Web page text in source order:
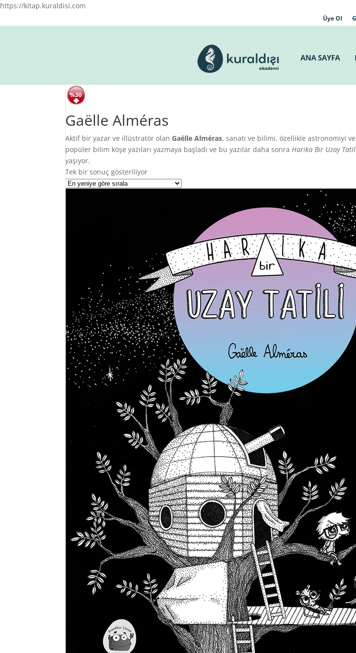
https://kitap.kuraldisi.com
Üye Ol
ANA SAYFA
Gaëlle Alméras
Aktif bir yazar ve illüstratör olan Gaëlle Alméras, sanatı ve bilimi, özellikle astronomiyi ve
popüler bilim köşe yazıları yazmaya başladı ve bu yazılar daha sonraHarika Bir Uzay
yaşıyor.
Tek bir sonuç gösteriliyor
%30